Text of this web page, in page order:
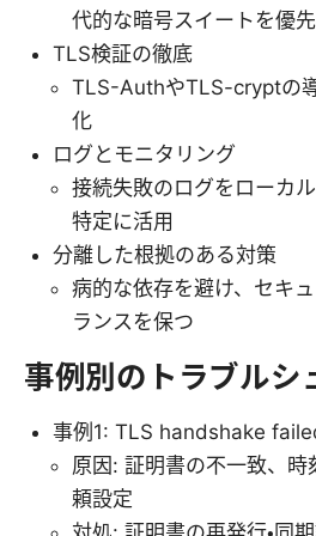
代的な暗号スイートを優先
TLS検証の徹底
TLS-AuthやTLS-cryptの
化
ログとモニタリング
接続失敗のログをローカ
特定に活用
分離した根拠のある対策
病的な依存を避け、セキ
ランスを保つ
事例別のトラブルシ
事例1: TLS handshake
原因: 証明書の不一致、
頼設定